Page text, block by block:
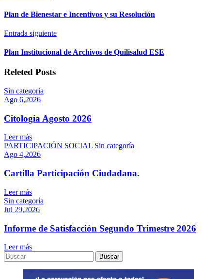
Plan de Bienestar e Incentivos y su Resolución
Entrada siguiente
Plan Institucional de Archivos de Quilisalud ESE
Releted Posts
Sin categoría
Ago 6,2026
Citología Agosto 2026
Leer más
PARTICIPACIÓN SOCIAL Sin categoría
Ago 4,2026
Cartilla Participación Ciudadana.
Leer más
Sin categoría
Jul 29,2026
Informe de Satisfacción Segundo Trimestre 2026
Leer más